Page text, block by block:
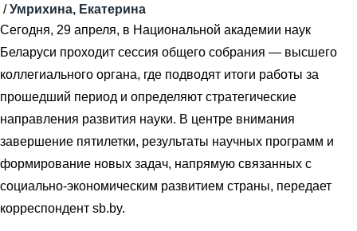
/Умрихина, Екатерина
Сегодня, 29 апреля, в Национальной академии наук
Беларуси проходит сессия общего собрания — высшего
коллегиального органа, где подводят итоги работы за
прошедший период и определяют стратегические
направления развития науки. В центре внимания
завершение пятилетки, результаты научных программ и
формирование новых задач, напрямую связанных с
социально-экономическим развитием страны, передает
корреспондент sb.by.